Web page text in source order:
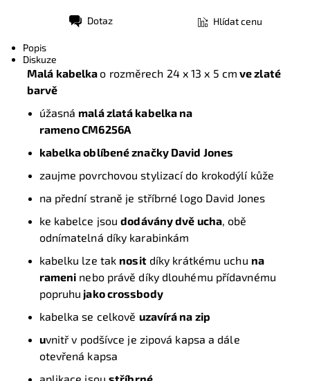
Dotaz Hlídat cenu
Popis
Diskuze
Malá kabelkao rozměrech 24 x 13 x 5 cm ve zlaté
barvě
úžasná malá zlatá kabelka na
rameno CM6256A
kabelka oblíbené značky David Jones
zaujme povrchovou stylizací do krokodýlí kůže
na přední straně je stříbrné logo David Jones
ke kabelce jsoudodávány dvě ucha, obě
odnímatelná díky karabinkám
kabelku lze tak nositdíky krátkému uchu na
rameni nebo právě díky dlouhému přídavnému
popruhu jako crossbody
kabelka se celkově uzavírá na zip
uvnitř v podšívce je zipová kapsa a dále
otevřená kapsa